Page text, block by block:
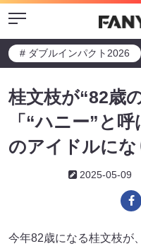
Menu
# ダブルインパクト2026
桂文枝が“82歳
「“ハニー”と
のアイドルにな
2025-05-09
今年82歳になる桂文枝が